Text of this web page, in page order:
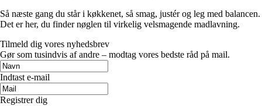
Så næste gang du står i køkkenet, så smag, justér og leg med balancen.
Det er her, du finder nøglen til virkelig velsmagende madlavning.
Tilmeld dig vores nyhedsbrev
Gør som tusindvis af andre – modtag vores bedste råd på mail.
Indtast e-mail
Registrer dig